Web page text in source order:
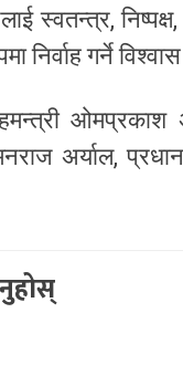
स्वतन्त्र,
निर्वाह गर्ने
ओमप्रकाश
अर्याल,